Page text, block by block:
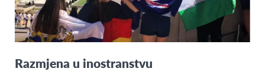
Razmjena u inostranstvu